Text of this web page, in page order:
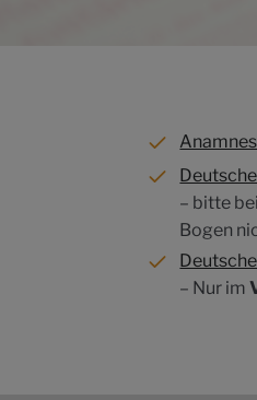
– bitte bei
Bogen
– Nur im